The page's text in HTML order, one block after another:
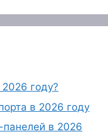
году?
в 2026 году
панелей в 2026